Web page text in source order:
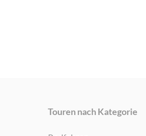
Touren nach Kategorie